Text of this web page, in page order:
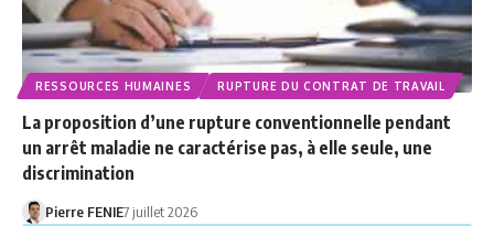
RESSOURCES HUMAINES RUPTURE DU CONTRAT DE TRAVAIL
La proposition d’une rupture conventionnelle pendant
un arrêt maladie ne caractérise pas, à elle seule, une
discrimination
Pierre FENIE7 juillet 2026